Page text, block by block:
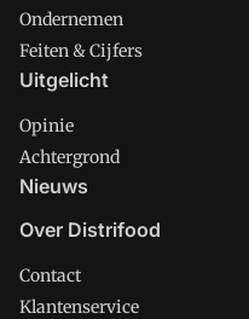
Ondernemen
Feiten & Cijfers
Uitgelicht
Opinie
Achtergrond
Nieuws
Over Distrifood
Contact
Klantenservice